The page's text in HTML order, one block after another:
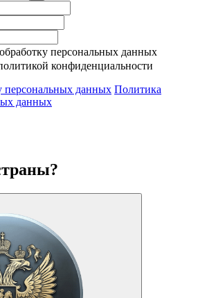
персональных данных
конфиденциальности
персональных данных Политика
данных